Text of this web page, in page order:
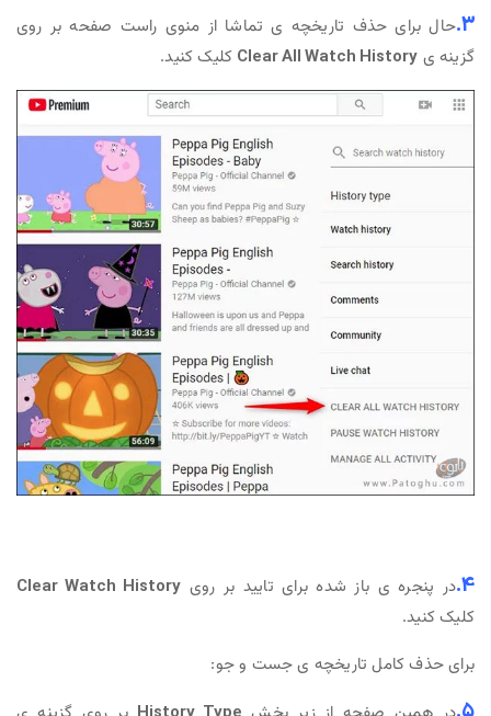
3. حال برای حذف تاریخچه ی تماشا از منوی راست صفحه بر روی
گزینه ی Clear All Watch History کلیک کنید.
4. در پنجره ی باز شده برای تایید بر روی Clear Watch History
کلیک کنید.
برای حذف کامل تاریخچه ی جست و جو: